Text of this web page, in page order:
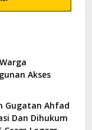
Akses
Gugatan Ahfad
Dan Dihukum